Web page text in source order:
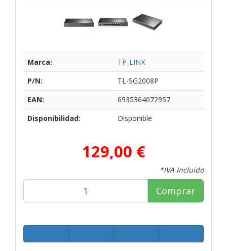
Marca:
TP-LINK
P/N:
TL-SG2008P
EAN:
6935364072957
Disponibilidad:
Disponible
129,00 €
*IVA Incluido
Comprar